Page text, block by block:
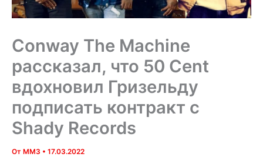
Conway The Machine
рассказал, что 50 Cent
вдохновил Гризельду
подписать контракт с
Shady Records
От MM3 • 17.03.2022